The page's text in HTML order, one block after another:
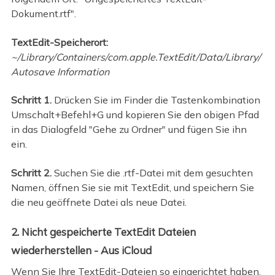
Dokument.rtf".
TextEdit-Speicherort:
~/Library/Containers/com.apple.TextEdit/Data/Library/
Autosave Information
Schritt 1.Drücken Sie im Finder die Tastenkombination
Umschalt+Befehl+G und kopieren Sie den obigen Pfad
in das Dialogfeld "Gehe zu Ordner" und fügen Sie ihn
ein.
Schritt 2.Suchen Sie die .rtf-Datei mit dem gesuchten
Namen, öffnen Sie sie mit TextEdit, und speichern Sie
die neu geöffnete Datei als neue Datei.
2. Nicht gespeicherte TextEdit Dateien
wiederherstellen - Aus iCloud
Wenn Sie Ihre TextEdit-Dateien so eingerichtet haben,